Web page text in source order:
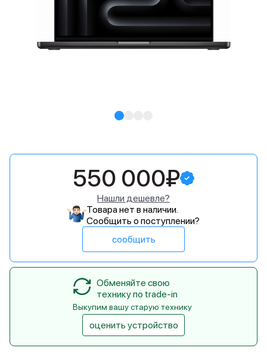
550 000₽
Нашли дешевле?
Товара нет в наличии.
Сообщить о поступлении?
сообщить
Обменяйте свою
технику по trade-in
Выкупим вашу старую технику
оценить устройство